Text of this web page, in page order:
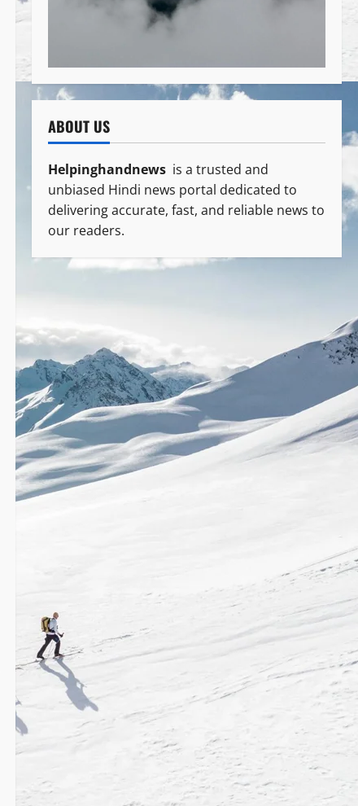
ABOUT US
Helpinghandnews is a trusted and
unbiased Hindi news portal dedicated to
delivering accurate, fast, and reliable news to
our readers.